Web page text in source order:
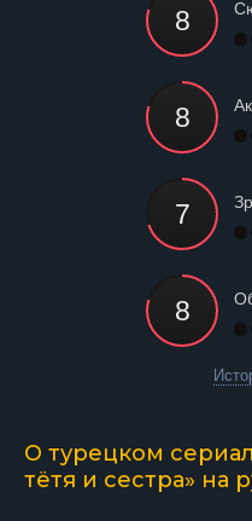
О турецком
тётя и сестра» на